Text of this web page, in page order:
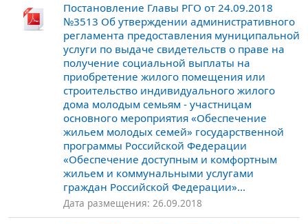
Постановление Главы РГО от 24.09.2018
№3513 Об утверждении административного
регламента предоставления муниципальной
услуги по выдаче свидетельств о праве на
получение социальной выплаты на
приобретение жилого помещения или
строительство индивидуального жилого
дома молодым семьям - участницам
основного мероприятия «Обеспечение
жильем молодых семей» государственной
программы Российской Федерации
«Обеспечение доступным и комфортным
жильем и коммунальными услугами
граждан Российской Федерации»...
Дата размещения: 26.09.2018